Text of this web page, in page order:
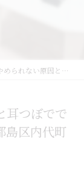
できるダイエット対策を大阪市都島区内代町から解説
耳つぼでで
島区内代町